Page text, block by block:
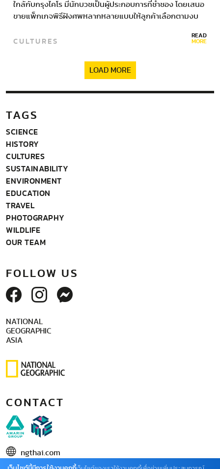
ใกล้กับกรุงไคโร มีนักบวชเป็นผู้ประกอบการที่ช่ำชอง โดยเสนอ
ขายแพ็กเกจพิธีฝังศพหลากหลายแบบให้ลูกค้าเลือกตามงบ
CULTURES READ
MORE
LOAD MORE
TAGS
SCIENCE
HISTORY
CULTURES
SUSTAINABILITY
ENVIRONMENT
EDUCATION
TRAVEL
PHOTOGRAPHY
WILDLIFE
OUR TEAM
FOLLOW US
NATIONAL
GEOGRAPHIC
ASIA
CONTACT
ngthai.com
บริษัท เอเอ็มอี อิมเมจิเนทีฟ จำกัด